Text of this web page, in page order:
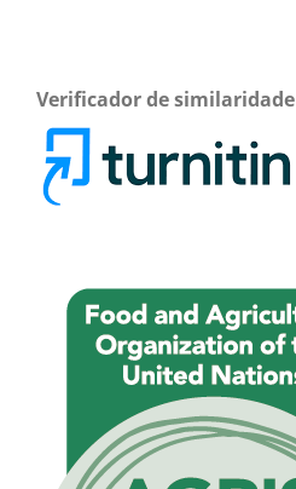
Verificador de similaridade